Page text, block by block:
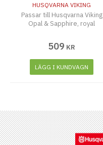
HUSQVARNA VIKING
Passar till Husqvarna Viking
Opal & Sapphire, royal
509 KR
LÄGG I KUNDVAGN